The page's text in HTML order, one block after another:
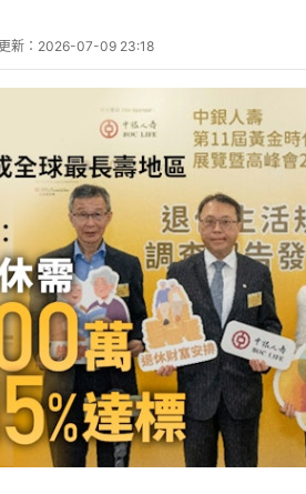
新： 2026-07-09 23:18